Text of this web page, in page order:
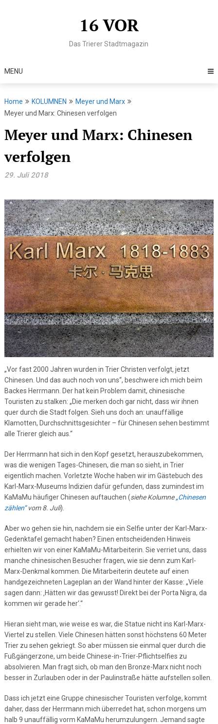
16 VOR
Das Trierer Stadtmagazin
MENU
Home KOLUMNEN
Meyer und Marx
Meyer und Marx: Chinesen verfolgen
Meyer und Marx: Chinesen
verfolgen
29. Juli 2018
„Vor fast 2000 Jahren wurden in Trier Christen verfolgt, jetzt
Chinesen. Und das auch noch von uns“, beschwere ich mich beim
Backes Herrmann. Der hat kein Problem damit, chinesische
Touristen zu stalken: „Die merken doch gar nicht, dass wir ihnen
quer durch die Stadt folgen. Sieh uns doch an: unauffällige
Klamotten, Durchschnittsgesichter – für Chinesen sehen bestimmt
alle Trierer gleich aus.“
Der Herrmann hat sich in den Kopf gesetzt, herauszubekommen,
was die wenigen Tages-Chinesen, die man so sieht, in Trier
eigentlich machen. Vorletzte Woche haben wir im Gästebuch des
Karl-Marx-Museums Indizien dafür gefunden, dass zumindest im
KaMaMu häufiger Chinesen auftauchen (siehe Kolumne„Chinesen
zählen“vom 8. Juli).
Aber wo gehen sie hin, nachdem sie ein Selfie unter der Karl-Marx-
Gedenktafel gemacht haben? Einen entscheidenden Hinweis
erhielten wir von einer KaMaMu-Mitarbeiterin. Sie verriet uns, dass
manche chinesischen Besucher fragen, wie sie denn zum Karl-
Marx-Denkmal kommen. Die Mitarbeiterin deutete auf einen
handgezeichneten Lageplan an der Wand hinter der Kasse: „Viele
sagen dann: ‚Hätten wir das gewusst! Direkt bei der Porta Nigra, da
kommen wir gerade her‘.“
Hieran sieht man, wie weise es war, die Statue nicht ins Karl-Marx-
Viertel zu stellen. Viele Chinesen hätten sonst höchstens 60 Meter
Trier zu sehen gekriegt. So aber müssen sie einmal quer durch die
Fußgängerzone, um beide Chinese-in-Trier-Pflichtselfies zu
absolvieren. Man fragt sich, ob man den Bronze-Marx nicht noch
besser in Zurlauben oder in der Paulinstraße hätte aufstellen sollen.
Dass ich jetzt eine Gruppe chinesischer Touristen verfolge, kommt
daher, dass der Herrmann mich überredet hat, schon morgens um
halb 9 unauffällig vorm KaMaMu herumzulungern. Jemand sagte